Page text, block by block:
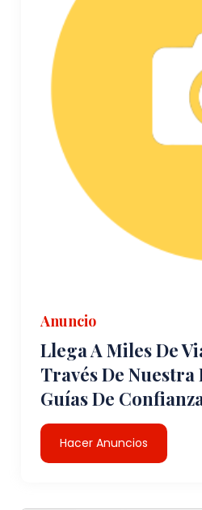
Anuncio
Llega A Miles De
Través De
Guías De
Hacer Anuncios